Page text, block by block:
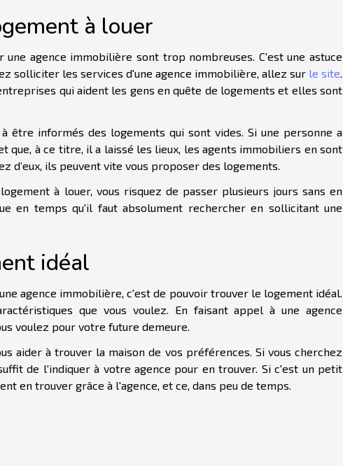
à louer
agence immobilière sont trop nombreuses. C'est une astuce
solliciter les services d'une agence immobilière, allez sur le site.
qui aident les gens en quête de logements et elles sont
être informés des logements qui sont vides. Si une personne a
que, à ce titre, il a laissé les lieux, les agents immobiliers en sont
d’eux, ils peuvent vite vous proposer des logements.
à louer, vous risquez de passer plusieurs jours sans en
en temps qu'il faut absolument rechercher en sollicitant une
idéal
agence immobilière, c'est de pouvoir trouver le logement idéal.
que vous voulez. En faisant appel à une agence
voulez pour votre future demeure.
aider à trouver la maison de vos préférences. Si vous cherchez
de l'indiquer à votre agence pour en trouver. Si c'est un petit
en trouver grâce à l'agence, et ce, dans peu de temps.